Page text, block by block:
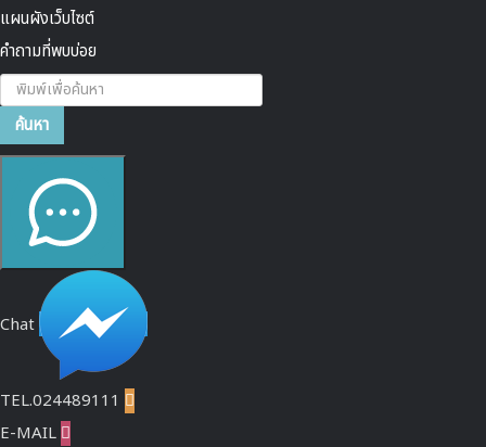
แผนผังเว็บไซต์
คำถามที่พบบ่อย
ค้นหา...
ค้นหา
Chat
TEL.024489111 
E-MAIL 